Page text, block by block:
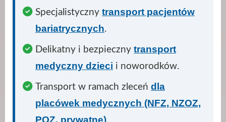
Specjalistyczny transport pacjentów
bariatrycznych.
Delikatny i bezpieczny transport
medyczny dzieci i noworodków.
Transport w ramach zleceń dla
placówek medycznych (NFZ, NZOZ,
POZ, prywatne)